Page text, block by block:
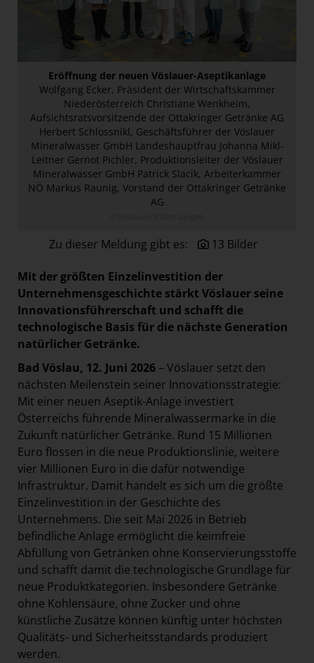
Paradies Garten
Swiss Life Select
The Companion
The Hoxton
Unibail-Rodamco-Westfield
Vöslauer
NMK
KONTAKT
Eröffnung der neuen Vöslauer-Aseptikanlage
Wolfgang Ecker, Präsident der Wirtschaftskammer
Niederösterreich Christiane Wenkheim,
Aufsichtsratsvorsitzende der Ottakringer Getränke AG
Herbert Schlossnikl, Geschäftsführer der Vöslauer
Mineralwasser GmbH Landeshauptfrau Johanna Mikl-
Leitner Gernot Pichler, Produktionsleiter der Vöslauer
Mineralwasser GmbH Patrick Slacik, Arbeiterkammer
NÖ Markus Raunig, Vorstand der Ottakringer Getränke
AG
Zu dieser Meldung gibt es: 13 Bilder
Mit der größten Einzelinvestition der
Unternehmensgeschichte stärkt Vöslauer seine
Innovationsführerschaft und schafft die
technologische Basis für die nächste Generation
natürlicher Getränke.
Bad Vöslau, 12. Juni 2026 – Vöslauer setzt den
nächsten Meilenstein seiner Innovationsstrategie:
Mit einer neuen Aseptik-Anlage investiert
Österreichs führende Mineralwassermarke in die
Zukunft natürlicher Getränke. Rund 15 Millionen
Euro flossen in die neue Produktionslinie, weitere
vier Millionen Euro in die dafür notwendige
Infrastruktur. Damit handelt es sich um die größte
Einzelinvestition in der Geschichte des
Unternehmens. Die seit Mai 2026 in Betrieb
befindliche Anlage ermöglicht die keimfreie
Abfüllung von Getränken ohne Konservierungsstoffe
und schafft damit die technologische Grundlage für
neue Produktkategorien. Insbesondere Getränke
ohne Kohlensäure, ohne Zucker und ohne
künstliche Zusätze können künftig unter höchsten
Qualitäts- und Sicherheitsstandards produziert
werden.